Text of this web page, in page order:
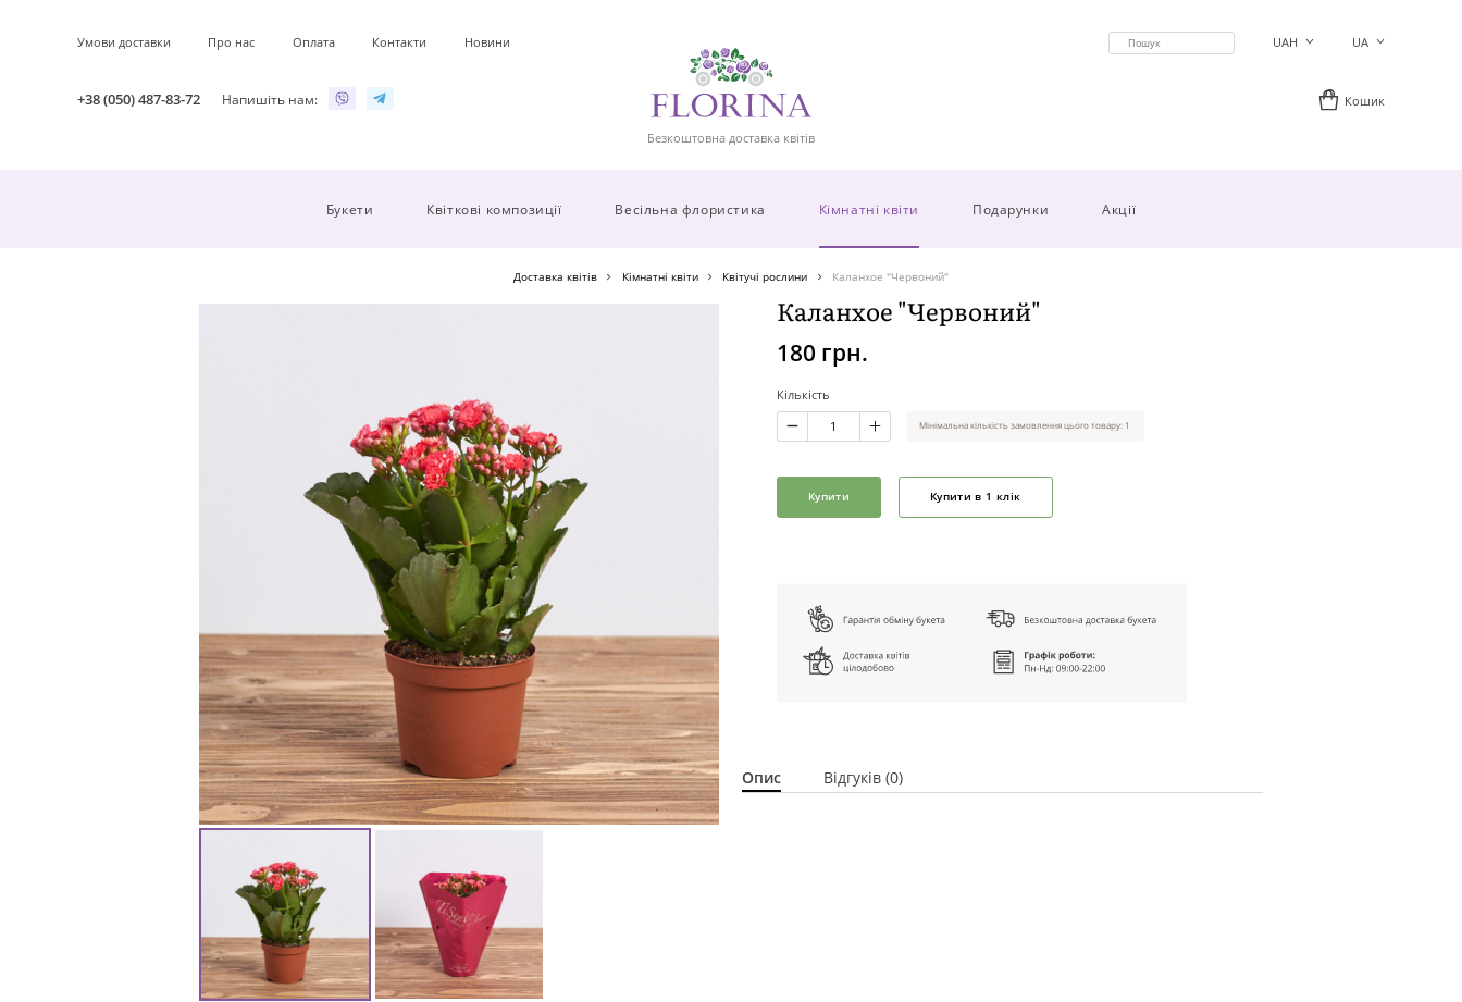
Умови доставки Про нас Оплата Контакти Новини
+38 (050) 487-83-72 Напишіть нам:
Безкоштовна доставка квітів
UAH UA
Кошик
Букети Квіткові композиції Весільна флористика Кімнатні квіти Подарунки Акції
Доставка квітів Кімнатні квіти Квітучі рослини Каланхое "Червоний"
Каланхое "Червоний"
180 грн.
Кількість
Мінімальна кількість замовлення цього товару: 1
Купити Купити в 1 клік
Опис Відгуків (0)